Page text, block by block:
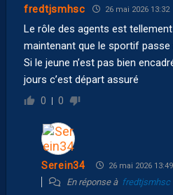
fredtjsmhsc 26 mai 2026 13:32
Le rôle des agents est
maintenant que le sportif passe
Si le jeune n’est pas bien
jours c’est départ assuré
0 0
Serein34 26 mai 2026 13:49
En réponse à fredtjsmhsc